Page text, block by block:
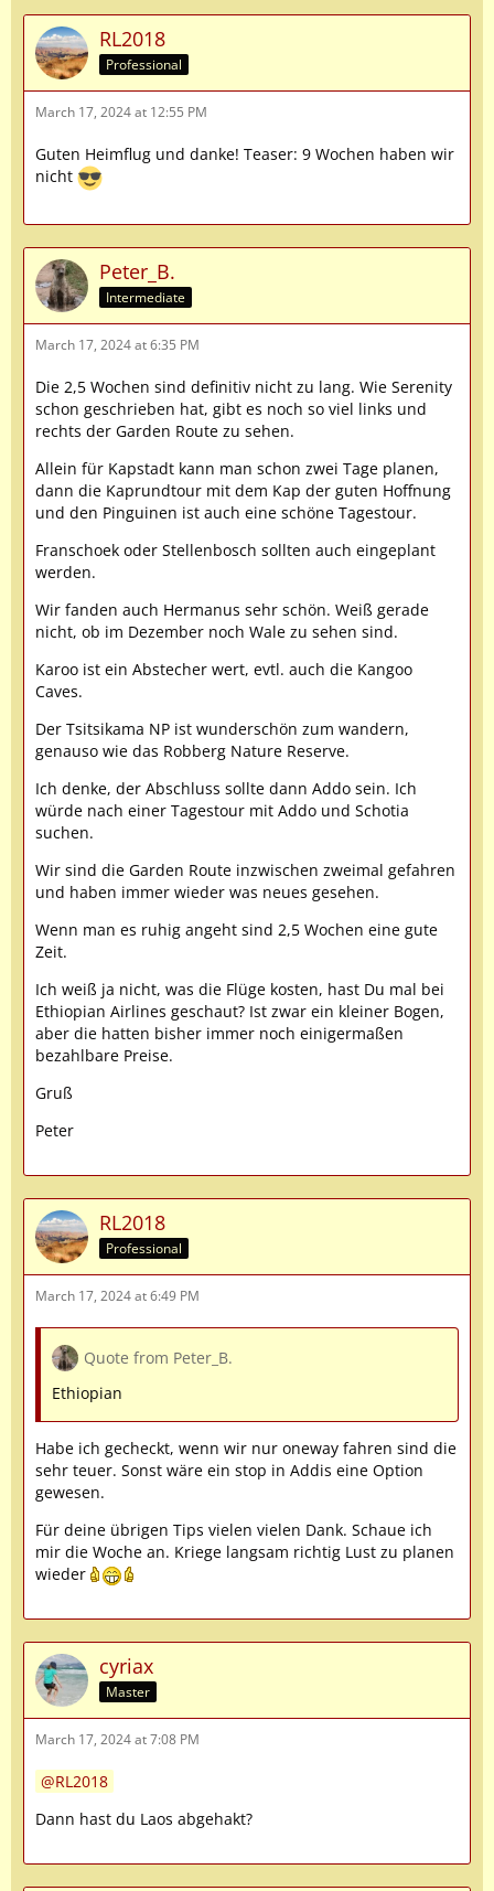
RL2018
Professional
March 17, 2024 at 12:55 PM
Guten Heimflug und danke! Teaser: 9 Wochen haben wir
nicht
Peter_B.
Intermediate
March 17, 2024 at 6:35 PM
Die 2,5 Wochen sind definitiv nicht zu lang. Wie Serenity
schon geschrieben hat, gibt es noch so viel links und
rechts der Garden Route zu sehen.
Allein für Kapstadt kann man schon zwei Tage planen,
dann die Kaprundtour mit dem Kap der guten Hoffnung
und den Pinguinen ist auch eine schöne Tagestour.
Franschoek oder Stellenbosch sollten auch eingeplant
werden.
Wir fanden auch Hermanus sehr schön. Weiß gerade
nicht, ob im Dezember noch Wale zu sehen sind.
Karoo ist ein Abstecher wert, evtl. auch die Kangoo
Caves.
Der Tsitsikama NP ist wunderschön zum wandern,
genauso wie das Robberg Nature Reserve.
Ich denke, der Abschluss sollte dann Addo sein. Ich
würde nach einer Tagestour mit Addo und Schotia
suchen.
Wir sind die Garden Route inzwischen zweimal gefahren
und haben immer wieder was neues gesehen.
Wenn man es ruhig angeht sind 2,5 Wochen eine gute
Zeit.
Ich weiß ja nicht, was die Flüge kosten, hast Du mal bei
Ethiopian Airlines geschaut? Ist zwar ein kleiner Bogen,
aber die hatten bisher immer noch einigermaßen
bezahlbare Preise.
Gruß
Peter
RL2018
Professional
March 17, 2024 at 6:49 PM
Quote from Peter_B.
Ethiopian
Habe ich gecheckt, wenn wir nur oneway fahren sind die
sehr teuer. Sonst wäre ein stop in Addis eine Option
gewesen.
Für deine übrigen Tips vielen vielen Dank. Schaue ich
mir die Woche an. Kriege langsam richtig Lust zu planen
wieder
cyriax
Master
March 17, 2024 at 7:08 PM
RL2018
Dann hast du Laos abgehakt?